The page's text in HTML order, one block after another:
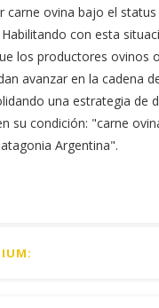
carne ovina bajo el status
Habilitando con esta
los productores ovinos
avanzar en la cadena
una estrategia de
su condición: "carne
Argentina".